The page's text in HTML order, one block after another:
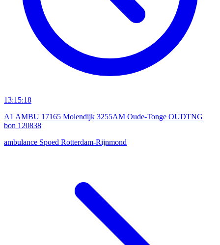
13:15:18
A1 AMBU 17165 Molendijk 3255AM Oude-Tonge OUDTNG
bon 120838
ambulance Spoed Rotterdam-Rijnmond